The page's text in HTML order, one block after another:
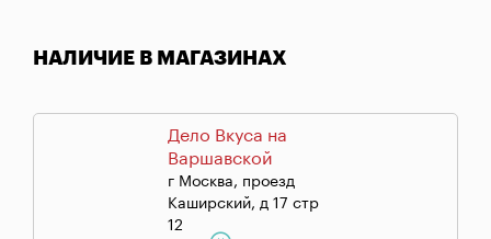
НАЛИЧИЕ В МАГАЗИНАХ
Дело Вкуса на
Варшавской
г Москва, проезд
Каширский, д 17 стр
12